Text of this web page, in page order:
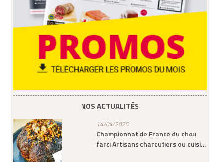
NOS ACTUALITÉS
14/04/2025
Championnat de France du chou
farci Artisans charcutiers ou cuisi…